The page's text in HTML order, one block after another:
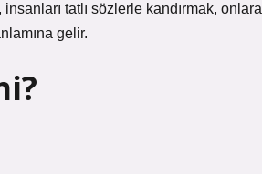
tatlı sözlerle kandırmak, onlara
gelir.